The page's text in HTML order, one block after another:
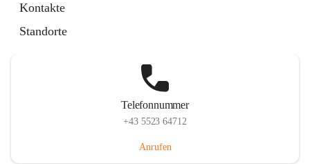
Kontakte
Standorte
Telefonnummer
+43 5523 64712
Anrufen